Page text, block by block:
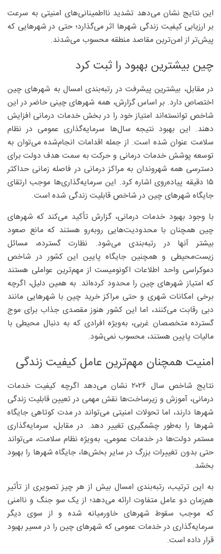
این نتایج نشان می‌دهد تشدید نااطمینانی‌های امنیتی به سرعت
بر ارزیابی کیفیت زندگی شهرها اثر می‌گذارد؛ حتی در شهرهایی که
پیش‌تر از امن‌ترین مقاصد منطقه محسوب می‌شدند.
چین بیشترین بهبود را ثبت کرد
در مقابل، بیشترین پیشرفت در رتبه‌بندی امسال به شهرهای چین
اختصاص دارد. بر اساس گزارش، همه شهرهای چینی حاضر در این
شاخص توانسته‌اند امتیاز خود را در بخش خدمات درمانی افزایش
دهند. این بهبود نتیجه سال‌ها سرمایه‌گذاری عمومی در نظام
سلامت عنوان شده است. از جمله اقدامات انجام‌شده می‌توان به
توسعه پوشش خدمات درمانی و حرکت به سمت هدف دولت برای
دسترسی همه شهروندان به مراکز درمانی در فاصله زمانی حداکثر
۱۵ دقیقه پیاده‌روی اشاره کرد. این سرمایه‌گذاری‌ها موجب ارتقای
جایگاه شهرهای چین در شاخص قابلیت زندگی شده است.
با وجود بهبود خدمات درمانی، گزارش تأکید می‌کند که شهرهای
چین همچنان با محدودیت‌هایی روبه‌رو هستند که مانع صعود
بیشتر آنها در رتبه‌بندی می‌شود. نظارت گسترده، مسائل
زیست‌محیطی و همچنین جایگاه پایین این کشور در شاخص
دموکراسی واحد اطلاعات اکونومیست از مهم‌ترین عواملی هستند
که امتیاز شهرهای چین را محدود کرده‌اند. به همین دلیل، اگرچه
برخی امکانات شهری و حتی مراکز خرید چین با شهرهایی مانند
دبی رقابت می‌کنند، اما این کشور هنوز مقصدی جذاب برای موج
گسترده متخصصان غربی، به‌ویژه افرادی که به دنبال محیطی با
مالیات پایین هستند، محسوب نمی‌شود.
امنیت همچنان مهم‌ترین عامل کیفیت زندگی
نتایج شاخص سال ۲۰۲۶ نشان می‌دهد اگرچه کیفیت خدمات
درمانی، آموزش و زیرساخت‌ها نقش مهمی در تعیین قابلیت زندگی
شهرها دارند، اما تحولات امنیتی می‌تواند در مدت کوتاهی جایگاه
شهرها را به‌طور چشمگیری تغییر دهد. در مقابل، سرمایه‌گذاری
مستمر دولت‌ها در خدمات عمومی، به‌ویژه نظام سلامت، می‌تواند
حتی بدون تغییرات بزرگ در سایر بخش‌ها، جایگاه شهرها را بهبود
بخشد.
به این ترتیب، رتبه‌بندی امسال بیش از هر چیز تصویری از تأثیر
هم‌زمان دو عامل متفاوت ارائه می‌دهد؛ از یک سو جنگ و ناامنی
که موجب سقوط شهرهای خاورمیانه شده و از سوی دیگر
سرمایه‌گذاری در خدمات عمومی که شهرهای چین را در مسیر بهبود
قرار داده است.